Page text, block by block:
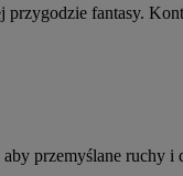
fantasy.
przemyślane ruchy i